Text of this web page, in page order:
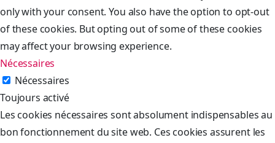
only with your consent. You also have the option to opt-out
of these cookies. But opting out of some of these cookies
may affect your browsing experience.
Nécessaires
Nécessaires
Toujours activé
Les cookies nécessaires sont absolument indispensables au
bon fonctionnement du site web. Ces cookies assurent les